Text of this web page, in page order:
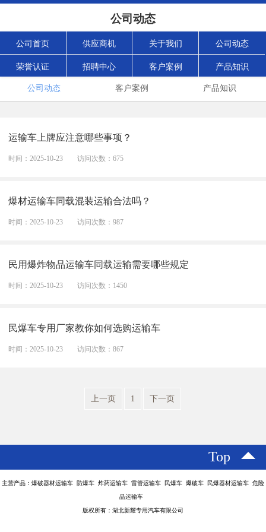
公司动态
公司首页 供应商机 关于我们 公司动态
荣誉认证 招聘中心 客户案例 产品知识
公司动态 客户案例 产品知识
运输车上牌应注意哪些事项？
时间：2025-10-23 访问次数：675
爆材运输车同载混装运输合法吗？
时间：2025-10-23 访问次数：987
民用爆炸物品运输车同载运输需要哪些规定
时间：2025-10-23 访问次数：1450
民爆车专用厂家教你如何选购运输车
时间：2025-10-23 访问次数：867
上一页 1 下一页
Top
主营产品：爆破器材运输车 防爆车 炸药运输车 雷管运输车 民爆车 爆破车 民爆器材运输车 危险
品运输车
版权所有：湖北新耀专用汽车有限公司